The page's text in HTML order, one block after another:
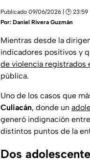
Publicado 09/06/2026 | 🕑 23:59
Por: Daniel Rivera Guzmán
Mientras desde la
indicadores positivos y
de violencia registrados
pública.
Uno de los casos que
Culiacán, donde un
generó indignación
distintos puntos de la
Dos